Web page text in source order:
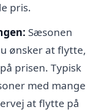
pris.
Sæsonen
ønsker at flytte,
prisen. Typisk
med mange
at flytte på